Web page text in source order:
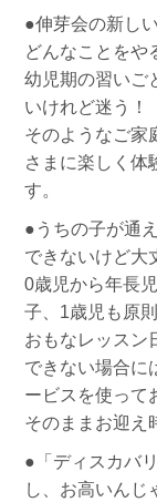
●伸芽会の新し
どんなことをや
幼児期の習いご
いけれど迷う！
そのようなご家
さまに楽しく体
す。
●うちの子が通
できないけど大
0歳児から年長
子、1歳児も原
おもなレッスン
できない場合に
ービスを使って
そのままお迎え
●「ディスカバ
し、お高いんじ